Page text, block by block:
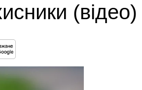
(відео)